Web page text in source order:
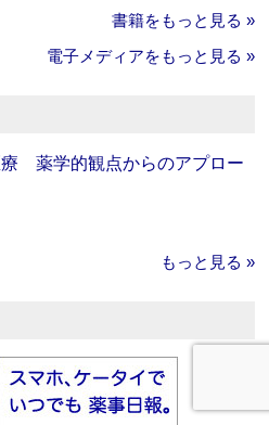
書籍をもっと見る »
電子メディアをもっと見る »
療 薬学的観点からのアプロー
もっと見る »